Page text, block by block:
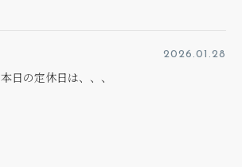
2026.01.28
本日の定休日は、、、